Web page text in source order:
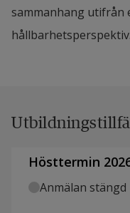
sammanhang utifrån
hållbarhetsperspektiv.
Hösttermin
Anmälan stängd